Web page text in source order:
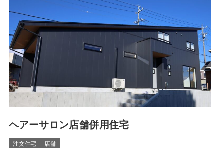
ヘアーサロン店舗併用住宅
注文住宅 店舗